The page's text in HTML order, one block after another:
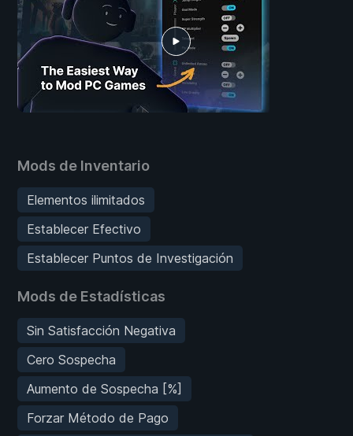
Mods de Inventario
Elementos ilimitados
Establecer Efectivo
Establecer Puntos de Investigación
Mods de Estadísticas
Sin Satisfacción Negativa
Cero Sospecha
Aumento de Sospecha [%]
Forzar Método de Pago